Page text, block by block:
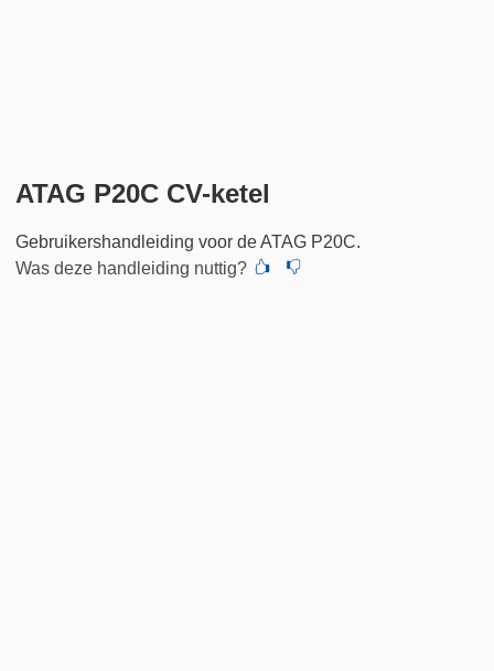
ATAG P20C CV-ketel
Gebruikershandleiding voor de ATAG P20C.
Was deze handleiding nuttig?